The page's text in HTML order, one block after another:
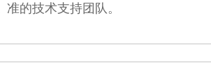
准的技术支持团队。